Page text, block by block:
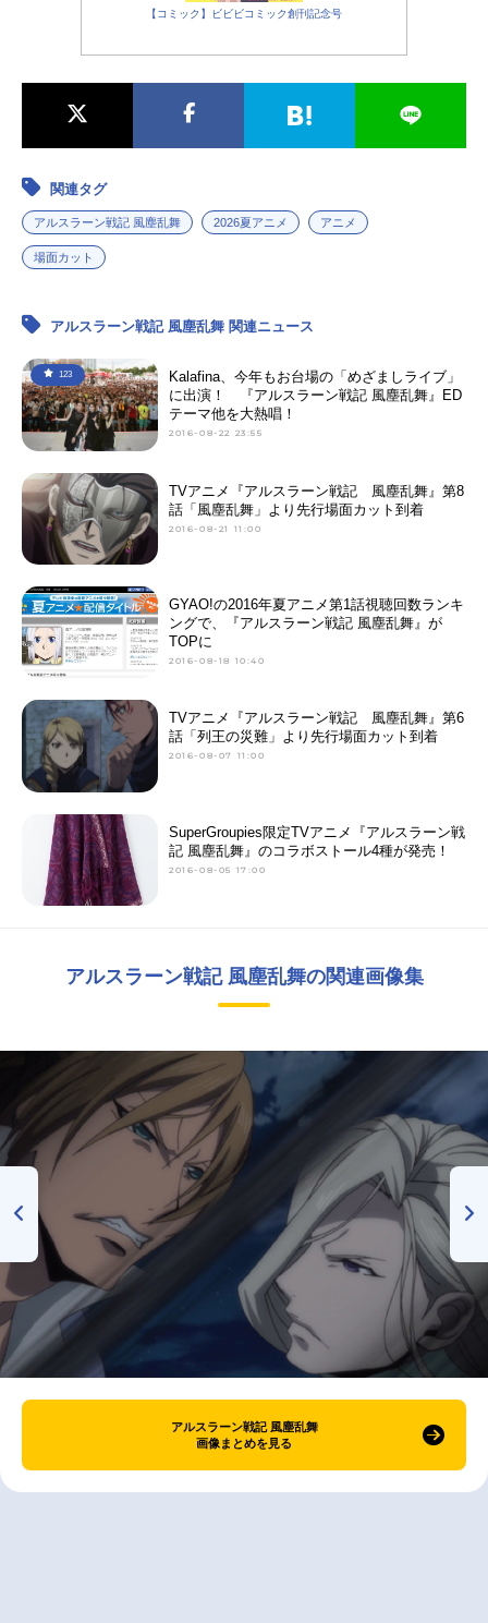
【コミック】ビビビコミック創刊記念号
関連タグ
アルスラーン戦記 風塵乱舞 2026夏アニメ アニメ
場面カット
アルスラーン戦記 風塵乱舞 関連ニュース
123
Kalafina、今年もお台場の「めざましライブ」
に出演！ 『アルスラーン戦記 風塵乱舞』ED
テーマ他を大熱唱！
2016-08-22 23:55
TVアニメ『アルスラーン戦記 風塵乱舞』第8
話「風塵乱舞」より先行場面カット到着
2016-08-21 11:00
GYAO!の2016年夏アニメ第1話視聴回数ランキ
ングで、『アルスラーン戦記 風塵乱舞』が
TOPに
2016-08-18 10:40
TVアニメ『アルスラーン戦記 風塵乱舞』第6
話「列王の災難」より先行場面カット到着
2016-08-07 11:00
SuperGroupies限定TVアニメ『アルスラーン戦
記 風塵乱舞』のコラボストール4種が発売！
2016-08-05 17:00
アルスラーン戦記 風塵乱舞の関連画像集
アルスラーン戦記 風塵乱舞
画像まとめを見る